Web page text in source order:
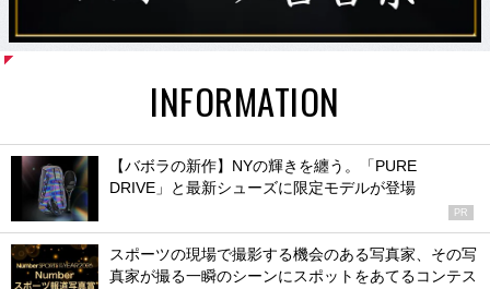
INFORMATION
【バボラの新作】NYの輝きを纏う。「PURE
DRIVE」と最新シューズに限定モデルが登場
PR
スポーツの現場で撮影する機会のある写真家、その写
真家が撮る一瞬のシーンにスポットをあてるコンテス